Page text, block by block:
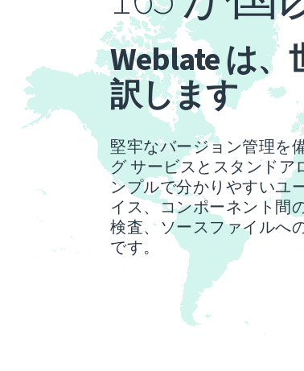
Weblate は
訳します
堅牢なバージョン管理を
グ サービスとスタンドア
ンプルで分かりやすいユ
イス、コンポーネント間
検査、ソースファイルへ
です。